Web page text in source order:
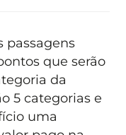
passagens
que serão
da
5 categorias e
uma